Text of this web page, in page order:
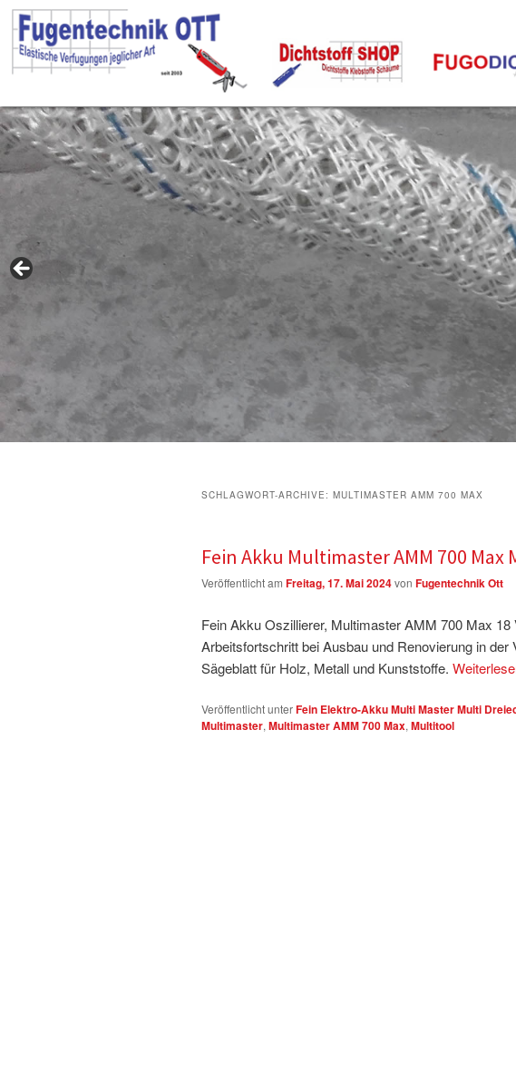
SCHLAGWORT-ARCHIVE: MULTIMASTER AMM 700 MAX
Fein Akku Multimaster AMM 700 Max
Veröffentlicht am Freitag, 17. Mai 2024von Fugentechnik Ott
Fein Akku Oszillierer, Multimaster AMM 700 Max
Arbeitsfortschritt bei Ausbau und Renovierung in
Sägeblatt für Holz, Metall und Kunststoffe.
Veröffentlicht unterFein Elektro-Akku Multi Master Multi
Multimaster, Multimaster AMM 700 Max, Multitool